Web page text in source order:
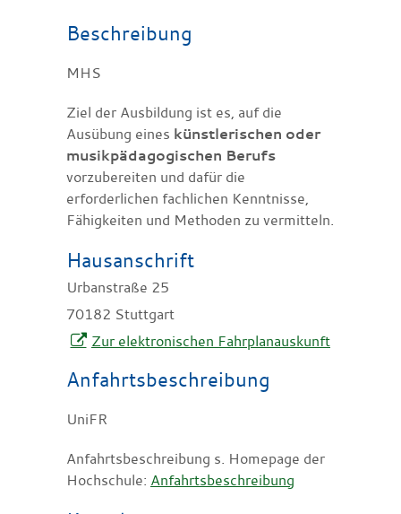
Beschreibung
MHS
Ziel der Ausbildung ist es, auf die
Ausübung eines künstlerischen oder
musikpädagogischen Berufs
vorzubereiten und dafür die
erforderlichen fachlichen Kenntnisse,
Fähigkeiten und Methoden zu vermitteln.
Hausanschrift
Urbanstraße 25
70182 Stuttgart
Zur elektronischen Fahrplanauskunft
Anfahrtsbeschreibung
UniFR
Anfahrtsbeschreibung s. Homepage der
Hochschule: Anfahrtsbeschreibung